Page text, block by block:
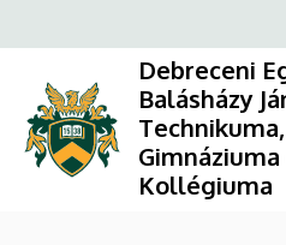
Debreceni
Egyetem
a
Debreceni
Balásházy
Technikuma,
Gimnáziuma
Kollégiuma